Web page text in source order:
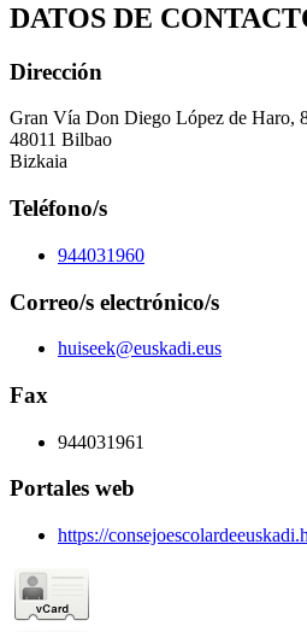
DATOS DE
Dirección
Gran Vía Don Diego López de Haro,
48011 Bilbao
Bizkaia
Teléfono/s
944031960
Correo/s electrónico/s
huiseek@euskadi.eus
Fax
944031961
Portales web
https://